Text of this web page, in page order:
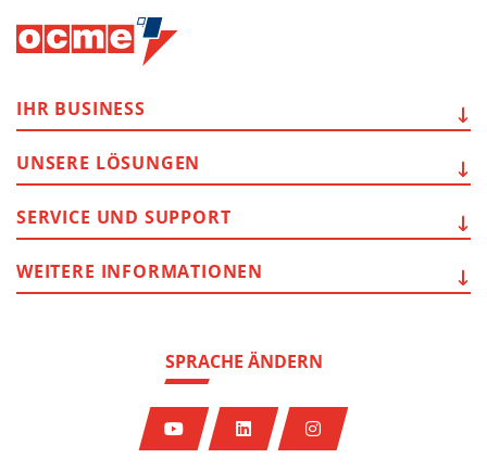
SPRACHE ÄNDERN
IHR BUSINESS
UNSERE LÖSUNGEN
SERVICE UND SUPPORT
WEITERE INFORMATIONEN